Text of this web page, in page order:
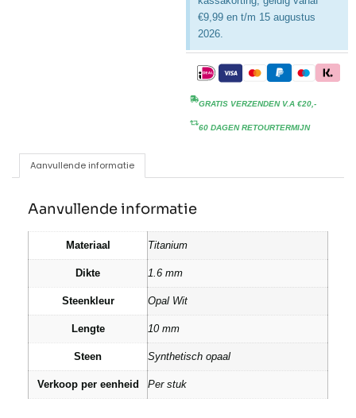
€9,99 en t/m 15 augustus
2026.
GRATIS VERZENDEN V.A €20,-
60 DAGEN RETOURTERMIJN
Aanvullende informatie
Aanvullende informatie
Materiaal Titanium
Dikte 1.6 mm
Steenkleur Opal Wit
Lengte 10 mm
Steen Synthetisch opaal
Verkoop per eenheid Per stuk